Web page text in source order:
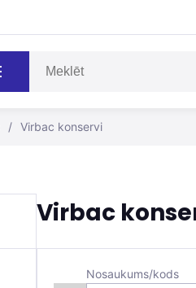
/ Virbac konservi
Virbac
Nosaukums/kods